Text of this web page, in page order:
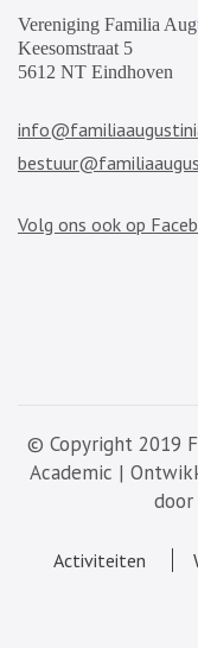
Vereniging Familia
Keesomstraat 5
5612 NT Eindhoven
Volg ons ook op
© Copyright 2019
Academic |
door
Activiteiten